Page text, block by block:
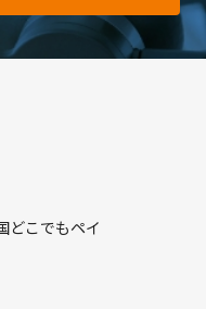
どこでもペイ